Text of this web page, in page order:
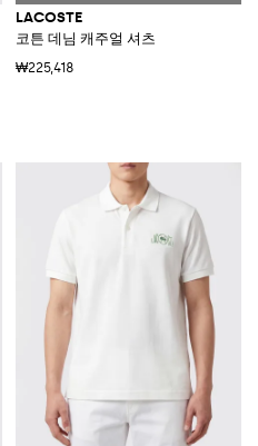
LACOSTE
코튼 데님 캐주얼 셔츠
₩225,418